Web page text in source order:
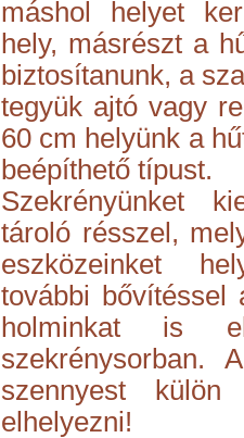
máshol helyet
hely, másrészt a
biztosítanunk, a
tegyük ajtó vagy
60 cm helyünk a
beépíthető típust.
Szekrényünket
tároló résszel,
eszközeinket
további bővítéssel
holminkat is
szekrénysorban.
szennyest
elhelyezni!